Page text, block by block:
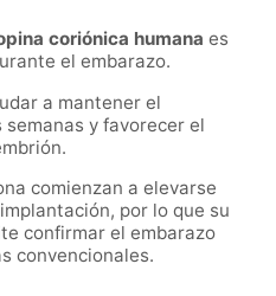
coriónica humana es
el embarazo.
a mantener el
y favorecer el
comienzan a elevarse
por lo que su
confirmar el embarazo
convencionales.